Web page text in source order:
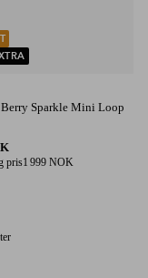
Sparkle Mini Loop
pris1 999 NOK